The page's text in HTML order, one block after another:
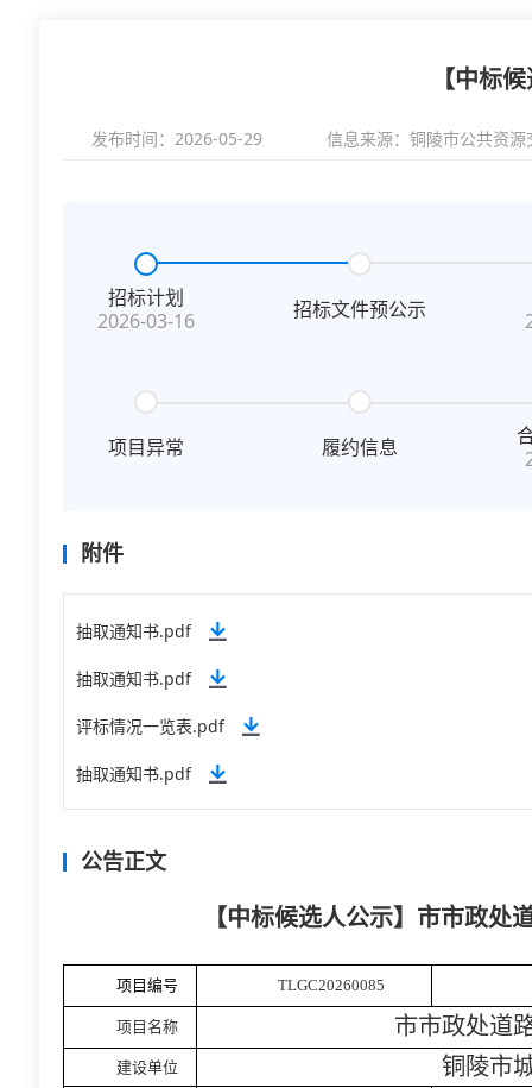
【中标
发布时间：2026-05-29 信息来源： 铜陵市公共资源
招标计划
2026-03-16
招标文件预公示
履约信息
项目异常
附件
抽取通知书.pdf
抽取通知书.pdf
评标情况一览表.pdf
抽取通知书.pdf
公告正文
【中标候选人公示】市市政
项目编号 TLGC20260085
项目名称 市市政处道
建设单位 铜陵市